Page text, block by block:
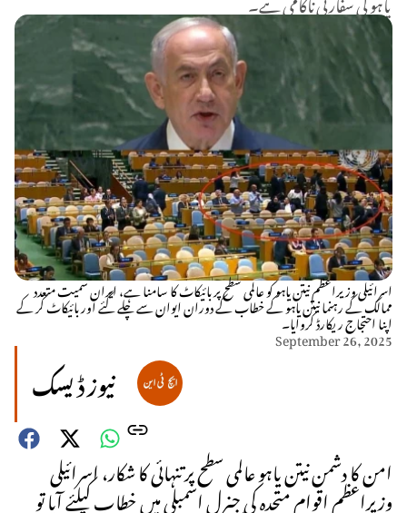
اسرائیلی وزیراعظم نیتن یاہو کو عالمی سطح پر بائیکاٹ کا سامنا ہے، ایران سمیت متعدد
ممالک کے رہنما نیتن یاہو کے خطاب کے دوران ایوان سے چلے گئے اور بائیکاٹ کر کے
اپنا احتجاج ریکارڈ کروایا۔
September 26, 2025
نیوز ڈیسک
امن کا دشمن نیتن یاہو عالمی سطح پر تنہائی کا شکار، اسرائیلی
وزیراعظم اقوام متحدہ کی جنرل اسمبلی میں خطاب کیلئے آیا تو